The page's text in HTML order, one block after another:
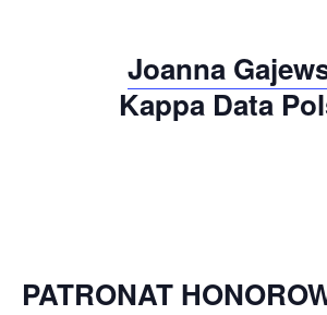
Joanna
Kappa Data
PATRONAT